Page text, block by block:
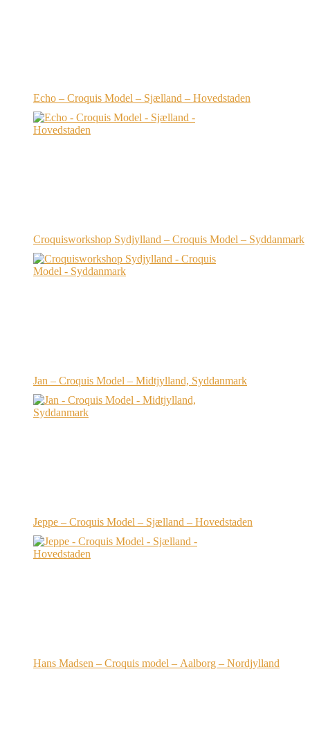
Echo – Croquis Model – Sjælland – Hovedstaden
Croquisworkshop Sydjylland – Croquis Model – Syddanmark
Jan – Croquis Model – Midtjylland, Syddanmark
Jeppe – Croquis Model – Sjælland – Hovedstaden
Hans Madsen – Croquis model – Aalborg – Nordjylland